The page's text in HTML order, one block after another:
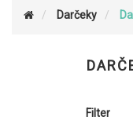
Darčeky
Filter